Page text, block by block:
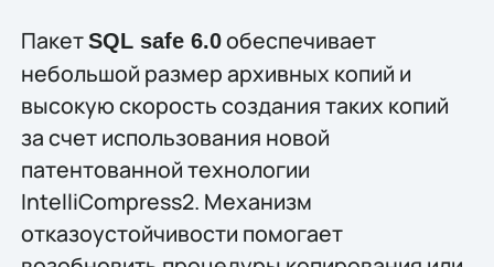
ПакетSQL safe 6.0обеспечивает
небольшой размер архивных копий и
высокую скорость создания таких копий
за счет использования новой
патентованной технологии
IntelliCompress2. Механизм
отказоустойчивости помогает